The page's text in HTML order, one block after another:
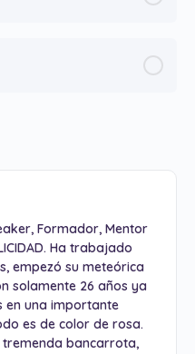
Formador, Mentor
Ha trabajado
empezó su meteórica
solamente 26 años ya
en una importante
es de color de rosa.
tremenda bancarrota,